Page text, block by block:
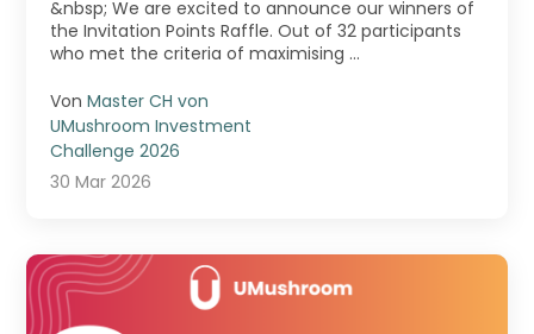
&nbsp; We are excited to announce our winners of
the Invitation Points Raffle. Out of 32 participants
who met the criteria of maximising ...
VonMaster CH von
UMushroom Investment
Challenge 2026
30 Mar 2026